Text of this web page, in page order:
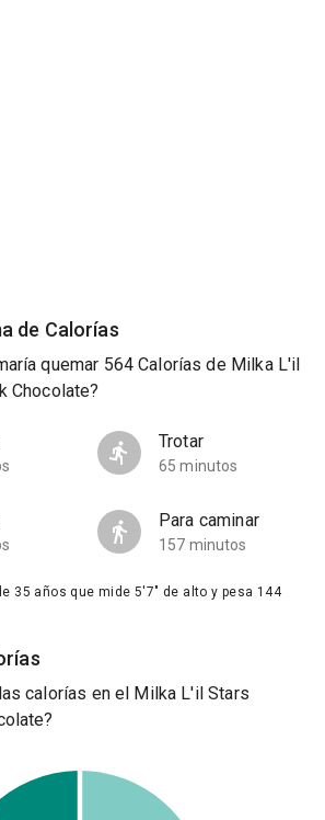
de Calorías
quemar 564 Calorías de Milka L'il
Chocolate?
Trotar
65 minutos
Para caminar
157 minutos
35 años que mide 5'7" de alto y pesa 144
calorías en el Milka L'il Stars